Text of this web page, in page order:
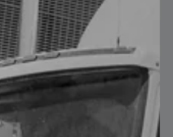
de los Aceros
automotrices